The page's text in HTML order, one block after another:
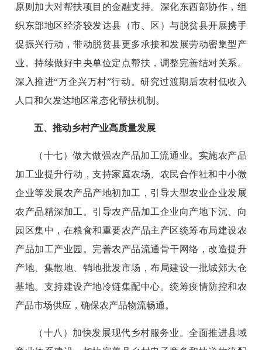
原则加大对帮扶项目的金融支持。深化东西部协作，组
织东部地区经济较发达县（市、区）与脱贫县开展携手
促振兴行动，带动脱贫县更多承接和发展劳动密集型产
业。持续做好中央单位定点帮扶，调整完善结对关系。
深入推进“万企兴万村”行动。研究过渡期后农村低收入
人口和欠发达地区常态化帮扶机制。
五、推动乡村产业高质量发展
（十七）做大做强农产品加工流通业。实施农产品
加工业提升行动，支持家庭农场、农民合作社和中小微
企业等发展农产品产地初加工，引导大型农业企业发展
农产品精深加工。引导农产品加工企业向产地下沉、向
园区集中，在粮食和重要农产品主产区统筹布局建设农
产品加工产业园。完善农产品流通骨干网络，改造提升
产地、集散地、销地批发市场，布局建设一批城郊大仓
基地。支持建设产地冷链集配中心。统筹疫情防控和农
产品市场供应，确保农产品物流畅通。
（十八）加快发展现代乡村服务业。全面推进县域